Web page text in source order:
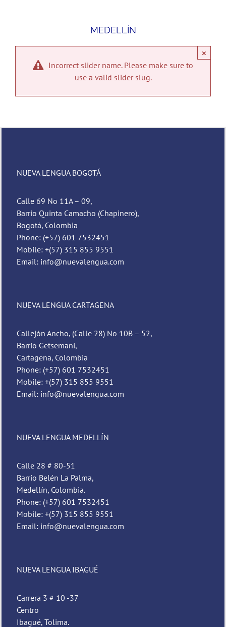
MEDELLÍN
Incorrect slider name. Please make sure to
use a valid slider slug.
×
NUEVA LENGUA BOGOTÁ
Calle 69 No 11A – 09,
Barrio Quinta Camacho (Chapinero),
Bogotá, Colombia
Phone: (+57) 601 7532451
Mobile: +(57) 315 855 9551
Email: info@nuevalengua.com
NUEVA LENGUA CARTAGENA
Callejón Ancho, (Calle 28) No 10B – 52,
Barrio Getsemaní,
Cartagena, Colombia
Phone: (+57) 601 7532451
Mobile: +(57) 315 855 9551
Email: info@nuevalengua.com
NUEVA LENGUA MEDELLÍN
Calle 28 # 80-51
Barrio Belén La Palma,
Medellín, Colombia.
Phone: (+57) 601 7532451
Mobile: +(57) 315 855 9551
Email: info@nuevalengua.com
NUEVA LENGUA IBAGUÉ
Carrera 3 # 10 -37
Centro
Ibagué, Tolima.